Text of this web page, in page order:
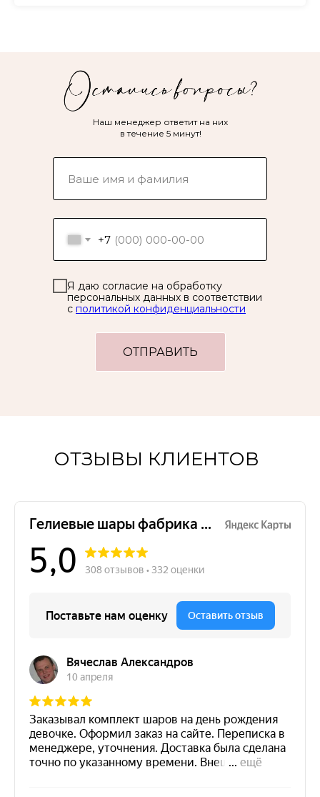
+7
Я даю согласие на обработку
персональных данных в соответствии
с политикой конфиденциальности
ОТПРАВИТЬ
Наш менеджер ответит на них
в течение 5 минут!
ОТЗЫВЫ КЛИЕНТОВ